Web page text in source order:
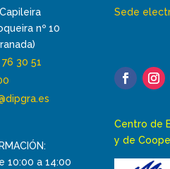
nº 10
30 51
10:00 a 14:00
Sede
Centro de
y de